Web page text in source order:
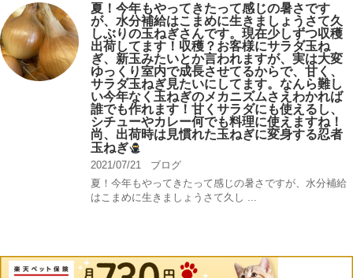
夏！今年もやってきたって感じの暑さです
が、水分補給はこまめに生きましょうさて久
しぶりの玉ねぎさんです。現在少しずつ収穫
出荷してます！収穫？お客様にサラダ玉ね
ぎ、新玉みたいとか言われますが、実は大変
ゆっくり室内で成長させてるからで、甘く、
サラダ玉ねぎ見たいにしてます。なんら難し
い今年なく玉ねぎのメカニズムさえわかれば
誰でも作れます！甘くサラダにも使えるし、
シチューやカレー何でも料理に使えますね！
尚、出荷時は見慣れた玉ねぎに変身する忍者
玉ねぎ
2021/07/21
ブログ
夏！今年もやってきたって感じの暑さですが、水分補給
はこまめに生きましょうさて久し ...